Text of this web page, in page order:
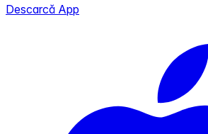
Descarcă App